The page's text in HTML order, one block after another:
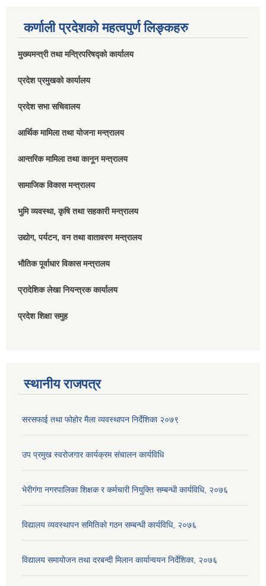
कर्णाली प्रदेशको महत्वपुर्ण लिङ्कहरु
मुख्यमन्त्री तथा मन्त्रिपरिषद्को कार्यालय
प्रदेश प्रमुखको कार्यालय
प्रदेश सभा सचिवालय
आर्थिक मामिला तथा योजना मन्त्रालय
आन्तरिक मामिला तथा कानून मन्त्रालय
सामाजिक विकास मन्त्रालय
भुमि व्यवस्था, कृषि तथा सहकारी मन्त्रालय
उद्योग, पर्यटन, वन तथा वातावरण मन्त्रालय
भौतिक पूर्वाधार विकास मन्त्रालय
प्रादेशिक लेखा नियन्त्रक कार्यालय
प्रदेश शिक्षा समुह
स्थानीय राजपत्र
सरसफाई तथा फोहोर मैला व्यवस्थापन निर्देशिका २०७९
उप प्रमुख स्वरोजगार कार्यक्रम संचालन कार्यविधि
भेरीगंगा नगरपालिका शिक्षक र कर्मचारी नियुक्ति सम्बन्धी कार्यविधि, २०७६
विद्यालय व्यवस्थापन समितिको गठन सम्बन्धी कार्यविधि, २०७६
विद्यालय समायोजन तथा दरबन्दी मिलान कार्यान्वयन निर्देशिका, २०७६